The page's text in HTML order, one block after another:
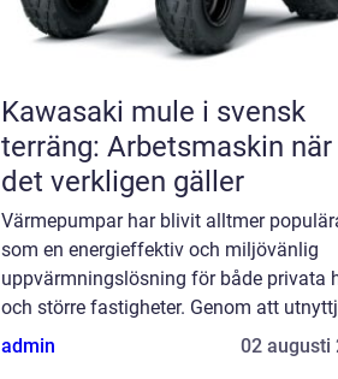
Kawasaki mule i svensk
terräng: Arbetsmaskin när
det verkligen gäller
Värmepumpar har blivit alltmer
som en energieffektiv och miljövänlig
uppvärmningslösning för både privata
och större fastigheter. Genom att
förnybara energikällor som jorde...
admin 02 augusti